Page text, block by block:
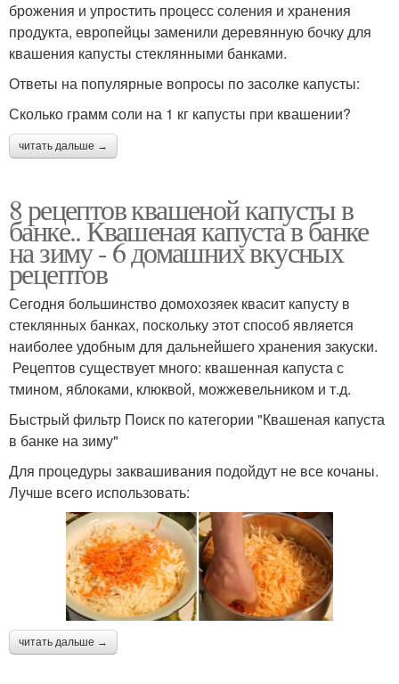
брожения и упростить процесс соления и хранения
продукта, европейцы заменили деревянную бочку для
квашения капусты стеклянными банками.
Ответы на популярные вопросы по засолке капусты:
Сколько грамм соли на 1 кг капусты при квашении?
читать дальше →
8 рецептов квашеной капусты в
банке.. Квашеная капуста в банке
на зиму - 6 домашних вкусных
рецептов
Сегодня большинство домохозяек квасит капусту в
стеклянных банках, поскольку этот способ является
наиболее удобным для дальнейшего хранения закуски.
Рецептов существует много: квашенная капуста с
тмином, яблоками, клюквой, можжевельником и т.д.
Быстрый фильтр Поиск по категории "Квашеная капуста
в банке на зиму"
Для процедуры заквашивания подойдут не все кочаны.
Лучше всего использовать:
читать дальше →